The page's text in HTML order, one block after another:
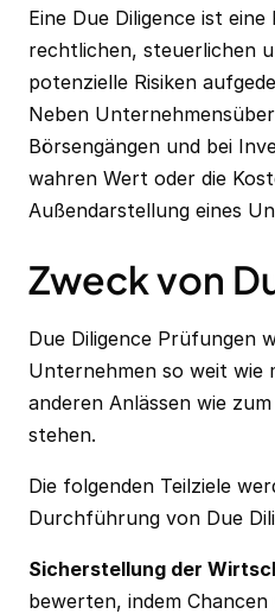
Eine Due Diligence ist
rechtlichen, steuerlichen
potenzielle Risiken
Neben
Börsengängen und bei
wahren Wert oder die
Außendarstellung eines
Zweck von
Due Diligence Prüfungen
Unternehmen so weit wie
anderen Anlässen wie
stehen.
Die folgenden Teilziele
Durchführung von Due
Sicherstellung der
bewerten, indem